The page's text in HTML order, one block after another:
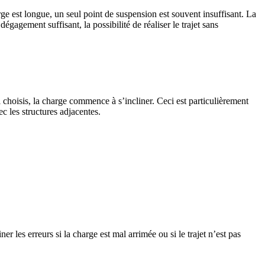
est longue, un seul point de suspension est souvent insuffisant. La
suffisant, la possibilité de réaliser le trajet sans
la charge commence à s’incliner. Ceci est particulièrement
les structures adjacentes.
les erreurs si la charge est mal arrimée ou si le trajet n’est pas